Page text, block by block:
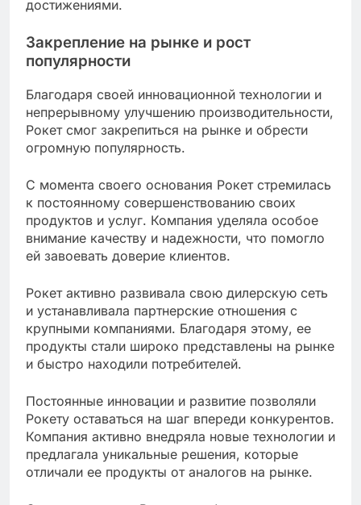
достижениями.
Закрепление на рынке и рост
популярности
Благодаря своей инновационной технологии и
непрерывному улучшению производительности,
Рокет смог закрепиться на рынке и обрести
огромную популярность.
С момента своего основания Рокет стремилась
к постоянному совершенствованию своих
продуктов и услуг. Компания уделяла особое
внимание качеству и надежности, что помогло
ей завоевать доверие клиентов.
Рокет активно развивала свою дилерскую сеть
и устанавливала партнерские отношения с
крупными компаниями. Благодаря этому, ее
продукты стали широко представлены на рынке
и быстро находили потребителей.
Постоянные инновации и развитие позволяли
Рокету оставаться на шаг впереди конкурентов.
Компания активно внедряла новые технологии и
предлагала уникальные решения, которые
отличали ее продукты от аналогов на рынке.